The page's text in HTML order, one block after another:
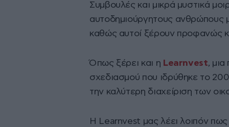
Συμβουλές και μικρά μυστικά
αυτοδημιούργητους ανθρώπους
καθώς αυτοί ξέρουν προφανώς
Όπως ξέρει και η Learnvest, μια
σχεδιασμού που ιδρύθηκε το
την καλύτερη διαχείριση των
Η Learnvest μας λέει λοιπόν